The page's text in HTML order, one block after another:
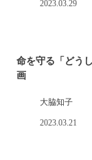
2023.03.29
命を守る「どう
画
大脇知子
2023.03.21